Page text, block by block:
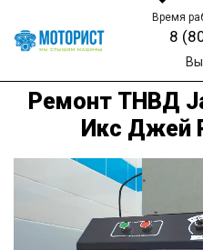
Время
8
Ремонт ТНВД
Икс Джей